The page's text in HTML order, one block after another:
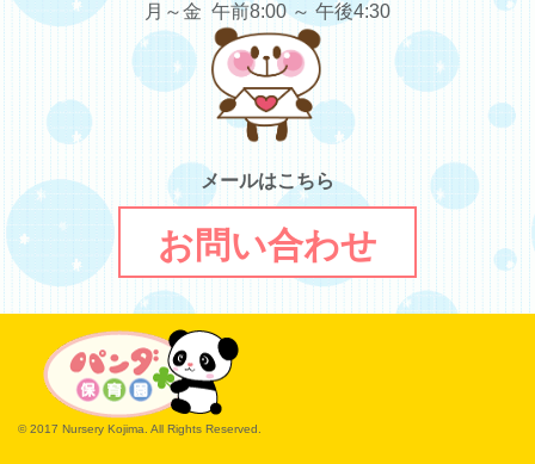
月～金 午前8:00 ～ 午後4:30
メールはこちら
お問い合わせ
© 2017 Nursery Kojima. All Rights Reserved.